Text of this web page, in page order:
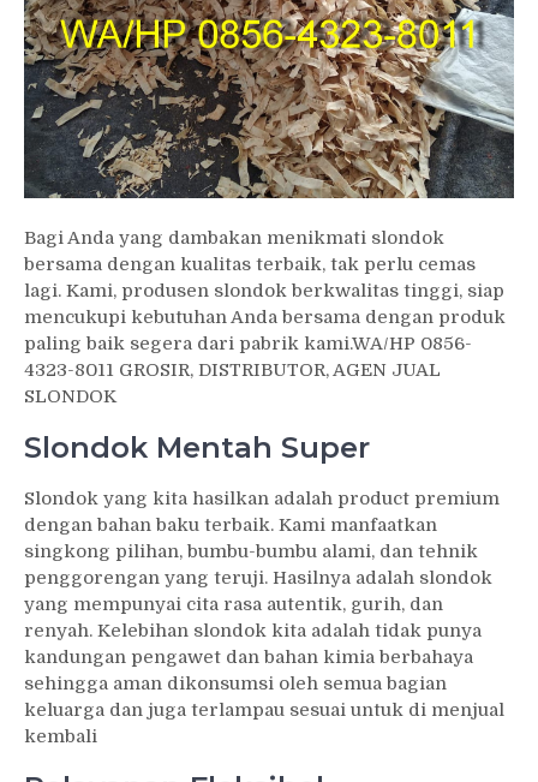
Bagi Anda yang dambakan menikmati slondok
bersama dengan kualitas terbaik, tak perlu cemas
lagi. Kami, produsen slondok berkwalitas tinggi, siap
mencukupi kebutuhan Anda bersama dengan produk
paling baik segera dari pabrik kami.WA/HP 0856-
4323-8011 GROSIR, DISTRIBUTOR, AGEN JUAL
SLONDOK
Slondok Mentah Super
Slondok yang kita hasilkan adalah product premium
dengan bahan baku terbaik. Kami manfaatkan
singkong pilihan, bumbu-bumbu alami, dan tehnik
penggorengan yang teruji. Hasilnya adalah slondok
yang mempunyai cita rasa autentik, gurih, dan
renyah. Kelebihan slondok kita adalah tidak punya
kandungan pengawet dan bahan kimia berbahaya
sehingga aman dikonsumsi oleh semua bagian
keluarga dan juga terlampau sesuai untuk di menjual
kembali